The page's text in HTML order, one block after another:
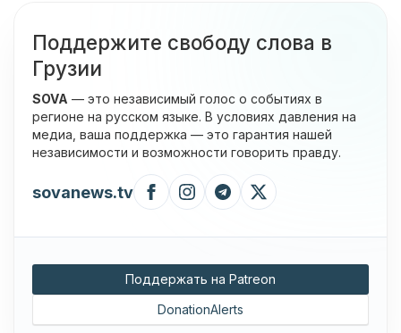
Поддержите свободу слова в
Грузии
SOVA — это независимый голос о событиях в
регионе на русском языке. В условиях давления на
медиа, ваша поддержка — это гарантия нашей
независимости и возможности говорить правду.
sovanews.tv
Поддержать на Patreon
DonationAlerts